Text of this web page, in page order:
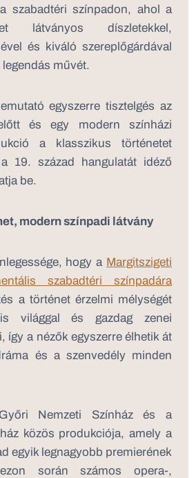
szabadtéri színpadon, ahol a
látványos díszletekkel,
és kiváló szereplőgárdával
művét.
egyszerre tisztelgés az
és egy modern színházi
a klasszikus történetet
19. század hangulatát idéző
be.
modern színpadi látvány
hogy a Margitszigeti
szabadtéri színpadára
a történet érzelmi mélységét
világgal és gazdag zenei
így a nézők egyszerre élhetik át
és a szenvedély minden
Nemzeti Színház és a
közös produkciója, amely a
egyik legnagyobb premierének
során számos opera-,